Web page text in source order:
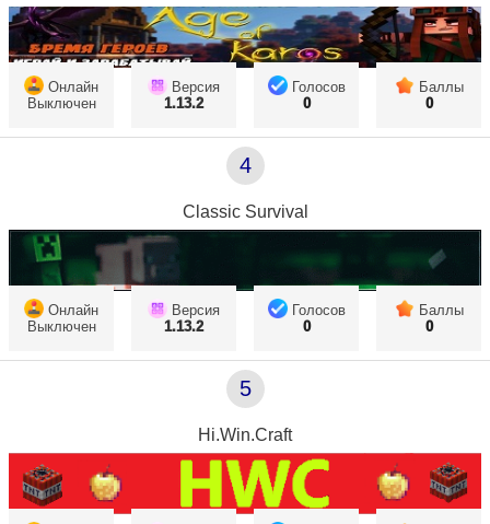
Онлайн
Выключен
Версия
1.13.2
Голосов
0
Баллы
0
4
Classic Survival
Онлайн
Выключен
Версия
1.13.2
Голосов
0
Баллы
0
5
Hi.Win.Craft